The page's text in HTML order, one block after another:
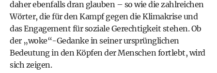
daher ebenfalls dran glauben – so wie die zahlreichen
Wörter, die für den Kampf gegen die Klimakrise und
das Engagement für soziale Gerechtigkeit stehen. Ob
der „woke“-Gedanke in seiner ursprünglichen
Bedeutung in den Köpfen der Menschen fortlebt, wird
sich zeigen.